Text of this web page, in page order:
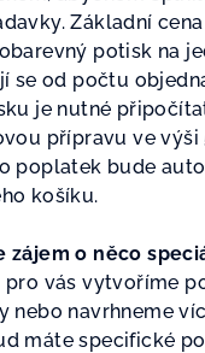
Základní
potisk na
se od počtu
je nutné
přípravu ve výši
poplatek bude
košíku.
zájem o něco
pro vás vytvoříme
nebo navrhneme
máte specifické